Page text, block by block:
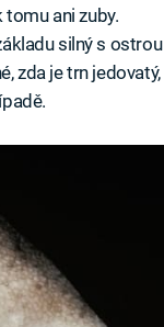
ani zuby.
silný s ostrou
zda je trn jedovatý,